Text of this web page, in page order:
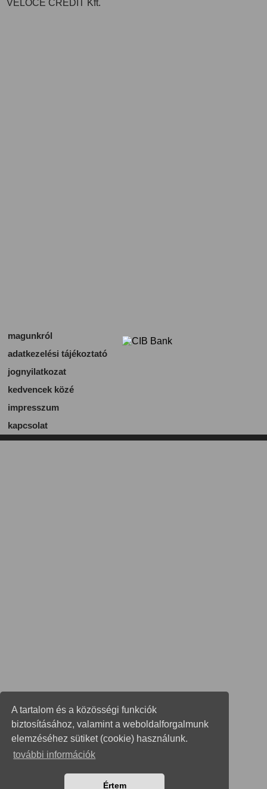
A tartalom és a közösségi funkciók
biztosításához, valamint a weboldalforgalmunk
elemzéséhez sütiket (cookie) használunk.
további információk
Értem
VELOCE CREDIT Kft.
magunkról
adatkezelési tájékoztató
jognyilatkozat
kedvencek közé
impresszum
kapcsolat